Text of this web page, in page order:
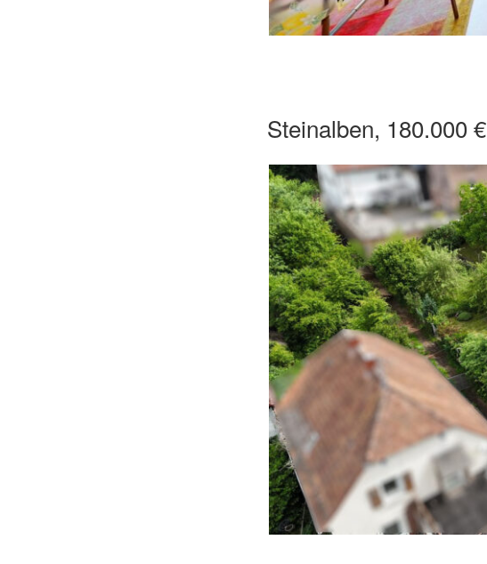
Steinalben, 180.000 €